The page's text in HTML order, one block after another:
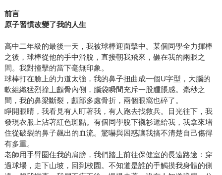
前言
原子習慣改變了我的人生
高中二年級的最後一天，我被球棒迎面擊中。某個同學全力揮棒
之後，球棒從他的手中滑脫，直接朝我飛來，砸在我的兩眼之
間。我對撞擊的當下毫無印象。
球棒打在臉上的力道太強，我的鼻子扭曲成一個U字型，大腦的
軟組織猛烈撞上顱骨內側，腦袋瞬間充斥一股腫脹感。毫秒之
間，我的鼻梁斷裂，顱部多處骨折，兩個眼窩也碎了。
睜開眼睛，我看見有人盯著我，有人跑去找救兵。目光往下，我
發現衣服上沾著紅色斑點。有個同學脫下襯衫遞給我，我拿來堵
住從破裂的鼻子飆出的血流。驚嚇與困惑讓我搞不清楚自己傷得
有多重。
老師用手臂圈住我的肩膀，我們踏上前往保健室的長遠路途：穿
過球場，走下山坡，回到校園。不知道是誰的手觸摸我身體的側